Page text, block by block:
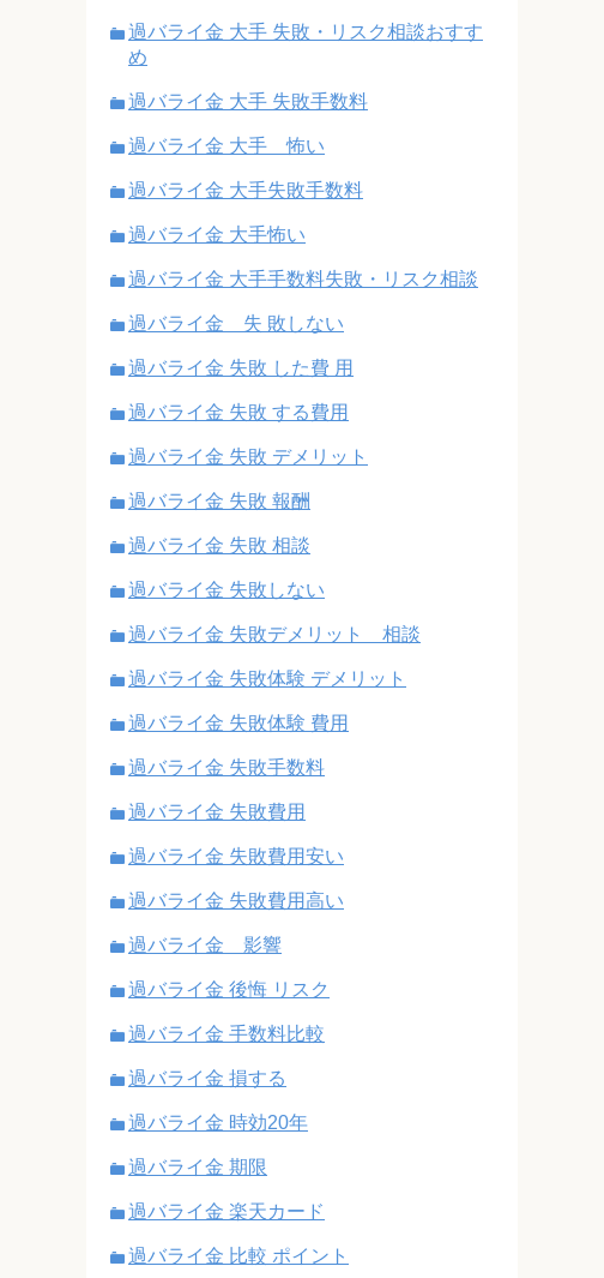
過バライ金 大手 失敗・リスク相談おすす
め
過バライ金 大手 失敗手数料
過バライ金 大手 怖い
過バライ金 大手失敗手数料
過バライ金 大手怖い
過バライ金 大手手数料失敗・リスク相談
過バライ金 失 敗しない
過バライ金 失敗 した費 用
過バライ金 失敗 する費用
過バライ金 失敗 デメリット
過バライ金 失敗 報酬
過バライ金 失敗 相談
過バライ金 失敗しない
過バライ金 失敗デメリット 相談
過バライ金 失敗体験 デメリット
過バライ金 失敗体験 費用
過バライ金 失敗手数料
過バライ金 失敗費用
過バライ金 失敗費用安い
過バライ金 失敗費用高い
過バライ金 影響
過バライ金 後悔 リスク
過バライ金 手数料比較
過バライ金 損する
過バライ金 時効20年
過バライ金 期限
過バライ金 楽天カード
過バライ金 比較 ポイント